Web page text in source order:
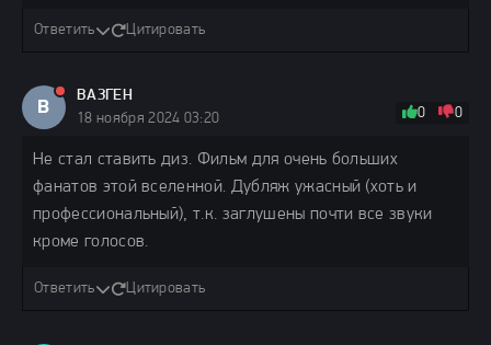
Ответить Цитировать
В
ВАЗГЕН
18 ноября 2024 03:20
0 0
Не стал ставить диз. Фильм для очень больших
фанатов этой вселенной. Дубляж ужасный (хоть и
профессиональный), т.к. заглушены почти все звуки
кроме голосов.
Ответить Цитировать